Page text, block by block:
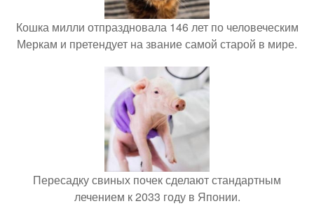
Кошка милли отпраздновала 146 лет по человеческим
Меркам и претендует на звание самой старой в мире.
Пересадку свиных почек сделают стандартным
лечением к 2033 году в Японии.